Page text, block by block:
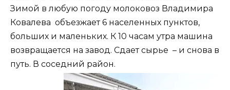
Зимой в любую погоду молоковоз Владимира
Ковалева объезжает 6 населенных пунктов,
больших и маленьких. К 10 часам утра машина
возвращается на завод. Сдает сырье – и снова в
путь. В соседний район.